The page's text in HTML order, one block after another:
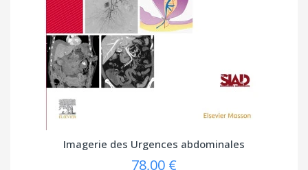
Imagerie des Urgences abdominales
78,00 €